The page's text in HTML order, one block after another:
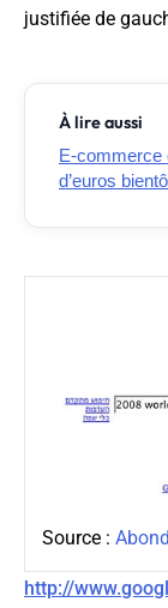
justifiée de
À lire aussi
E-commerce
d’euros
Source :
http://